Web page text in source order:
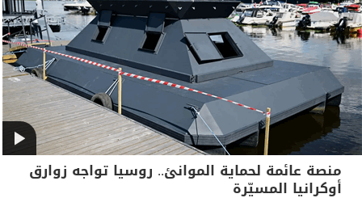
منصة عائمة لحماية الموانئ.. روسيا تواجه زوارق
أوكرانيا المسيّرة